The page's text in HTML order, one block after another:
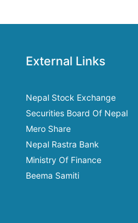
External Links
Nepal Stock Exchange
Securities Board Of Nepal
Mero Share
Nepal Rastra Bank
Ministry Of Finance
Beema Samiti